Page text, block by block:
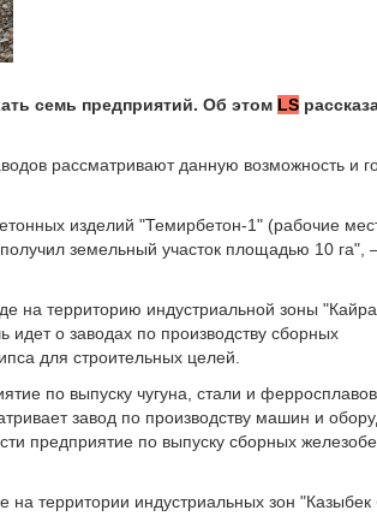
семь предприятий. Об этом LS
рассматривают данную возможность и
изделий "Темирбетон-1" (рабочие
земельный участок площадью 10 га",
на территорию индустриальной зоны
идет о заводах по производству сборных
для строительных целей.
по выпуску чугуна, стали и ферросплавов.
завод по производству машин и
предприятие по выпуску сборных
территории индустриальных зон "Казыбек